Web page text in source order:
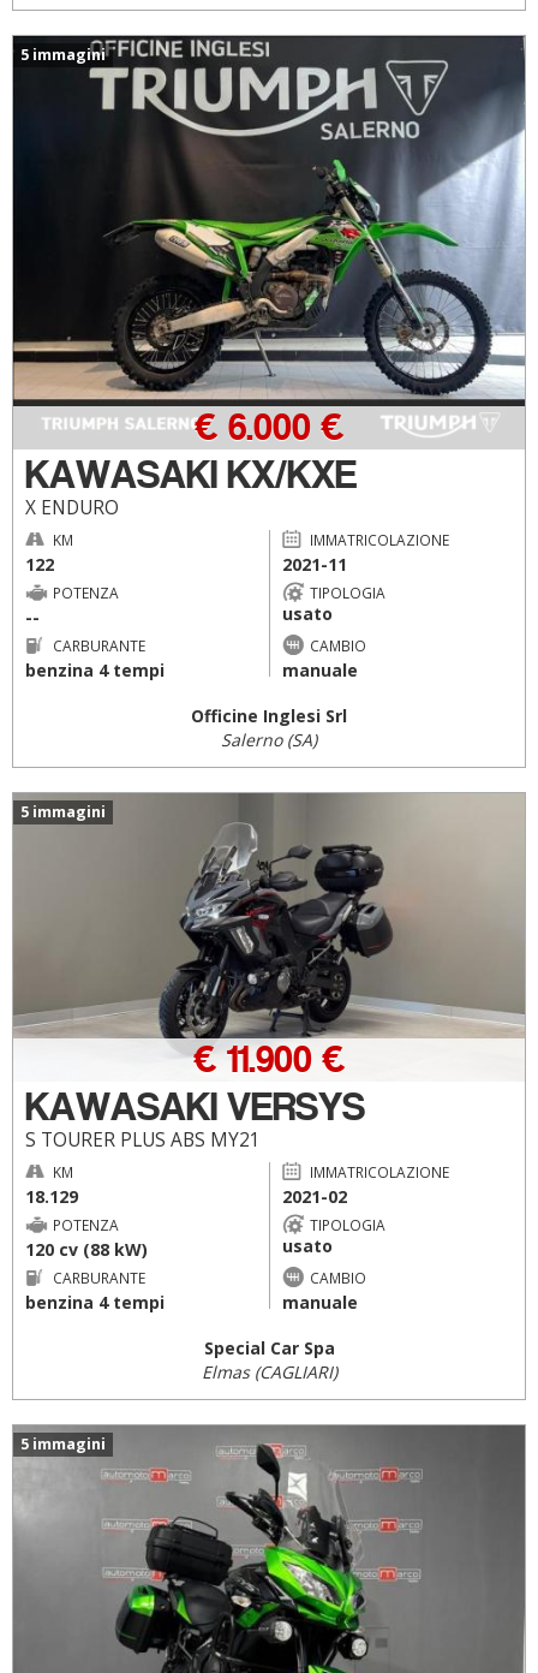
5 immagini
KAWASAKI KX/KXE
X ENDURO
€ 6.000 €
KM
122
IMMATRICOLAZIONE
2021-11
POTENZA
--
TIPOLOGIA
usato
CARBURANTE
benzina 4 tempi
CAMBIO
manuale
Officine Inglesi Srl
Salerno (SA)
5 immagini
KAWASAKI VERSYS
S TOURER PLUS ABS MY21
€ 11.900 €
KM
18.129
IMMATRICOLAZIONE
2021-02
POTENZA
120 cv (88 kW)
TIPOLOGIA
usato
CARBURANTE
benzina 4 tempi
CAMBIO
manuale
Special Car Spa
Elmas (CAGLIARI)
5 immagini